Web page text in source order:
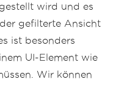
wird und es
gefilterte Ansicht
ist besonders
UI-Element wie
Wir können